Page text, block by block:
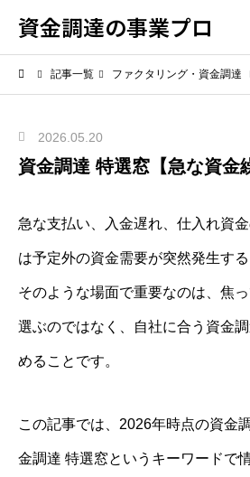
資金調達の事業プロ
記事一覧 ファクタリング・資金調達
2026.05.20
資金調達 特選窓【急な資金
急な支払い、入金遅れ、仕入れ資
は予定外の資金需要が突然発生する
そのような場面で重要なのは、焦
選ぶのではなく、自社に合う資金
めることです。
この記事では、2026年時点の資金
金調達 特選窓というキーワードで